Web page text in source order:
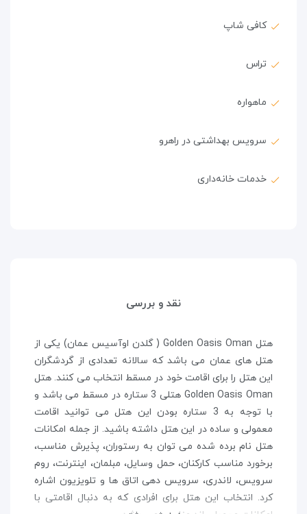
کافی شاپ
تراس
ماهواره
سرویس بهداشتی در راهرو
خدمات خانه‌داری
نقد و بررسی
هتل Golden Oasis Oman ( گلدن اوآسیس عمان) یکی از
هتل های عمان می باشد که سالانه تعدادی از گردشگران
این هتل را برای اقامت خود در مسقط انتخاب می کنند. هتل
Golden Oasis Oman هتلی 3 ستاره در مسقط می باشد و
با توجه به 3 ستاره بودن این هتل می توانید اقامت
معمولی و ساده در این هتل داشته باشید. از جمله امکانات
هتل نام برده شده می توان به رستوران، پذیرش مناسب،
برخورد مناسب کارکنان، حمل وسایل، مبلمان، اینترنت، روم
سرویس، لاندری، سرویس دهی اتاق ها و تلویزیون اشاره
کرد. انتخاب این هتل برای افرادی که به دنبال اقامتی با